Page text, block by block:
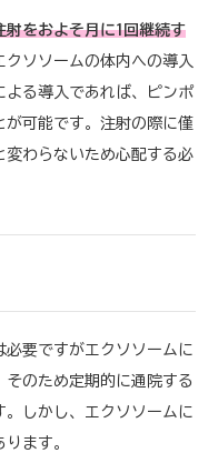
射をおよそ月に1回継続す
クソソームの体内への導入
よる導入であれば、ピンポ
可能です。注射の際に僅
変わらないため心配する必
要ですがエクソソームに
そのため定期的に通院する
。しかし、エクソソームに
ます。